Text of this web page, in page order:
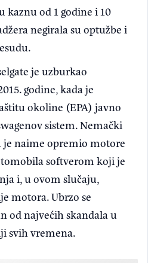
kaznu od 1 godine i 10
negirala su optužbe i
je uzburkao
godine, kada je
okoline (EPA) javno
sistem. Nemački
naime opremio motore
softverom koji je
i, u ovom slučaju,
motora. Ubrzo se
od najvećih skandala u
svih vremena.